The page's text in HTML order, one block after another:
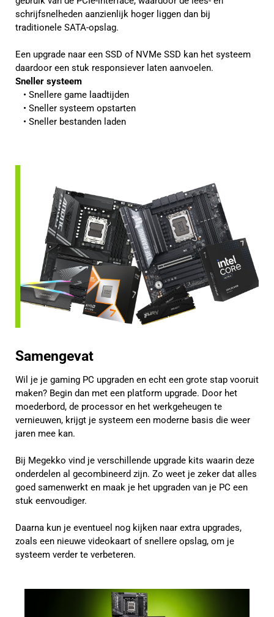
schrijfsnelheden aanzienlijk hoger liggen dan bij
traditionele SATA-opslag.
Een upgrade naar een SSD of NVMe SSD kan het systeem
daardoor een stuk responsiever laten aanvoelen.
Sneller systeem
Snellere game laadtijden
Sneller systeem opstarten
Sneller bestanden laden
Samengevat
Wil je je gaming PC upgraden en echt een grote stap vooruit
maken? Begin dan met een platform upgrade. Door het
moederbord, de processor en het werkgeheugen te
vernieuwen, krijgt je systeem een moderne basis die weer
jaren mee kan.
Bij Megekko vind je verschillende upgrade kits waarin deze
onderdelen al gecombineerd zijn. Zo weet je zeker dat alles
goed samenwerkt en maak je het upgraden van je PC een
stuk eenvoudiger.
Daarna kun je eventueel nog kijken naar extra upgrades,
zoals een nieuwe videokaart of snellere opslag, om je
systeem verder te verbeteren.